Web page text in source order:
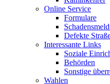
Online Service
Formulare
Defekte
Interessante Links
Soziale
Behörden
Sonstige
Wahlen